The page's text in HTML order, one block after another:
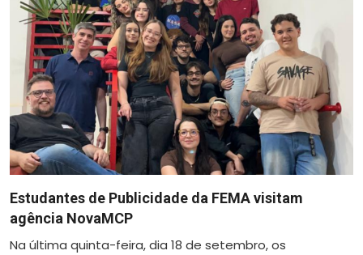
Estudantes de Publicidade da FEMA visitam
agência NovaMCP
Na última quinta-feira, dia 18 de setembro, os